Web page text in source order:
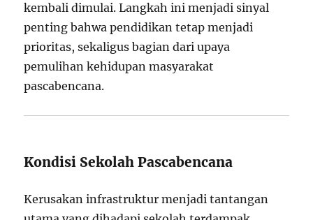
kembali dimulai. Langkah ini menjadi sinyal
penting bahwa pendidikan tetap menjadi
prioritas, sekaligus bagian dari upaya
pemulihan kehidupan masyarakat
pascabencana.
Kondisi Sekolah Pascabencana
Kerusakan infrastruktur menjadi tantangan